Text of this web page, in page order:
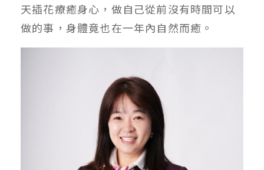
天插花療癒身心，做自己從前沒有時間可以
做的事，身體竟也在一年內自然而癒。